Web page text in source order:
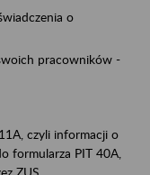
o
pracowników -
czyli informacji o
formularza PIT 40A,